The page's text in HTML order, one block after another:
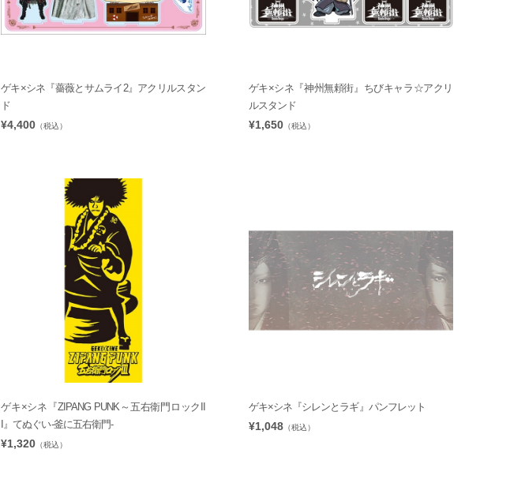
ゲキ×シネ『薔薇とサムライ2』アクリルスタン
ド
¥4,400 （税込）
ゲキ×シネ『神州無頼街』ちびキャラ☆アクリ
ルスタンド
¥1,650（税込）
ゲキ×シネ『ZIPANG PUNK～五右衛門ロックII
I』てぬぐい-釜に五右衛門-
¥1,320 （税込）
ゲキ×シネ『シレンとラギ』パンフレット
¥1,048（税込）